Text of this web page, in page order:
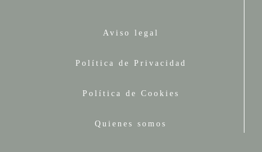
Aviso legal
Política de Privacidad
Política de Cookies
Quienes somos